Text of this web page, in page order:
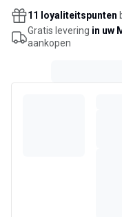
helpt de huid te
handen, hoofdhuid en
romig schuim, heeft
ingrediënten van
11 loyaliteitspunten
Gratis levering in uw
aankopen